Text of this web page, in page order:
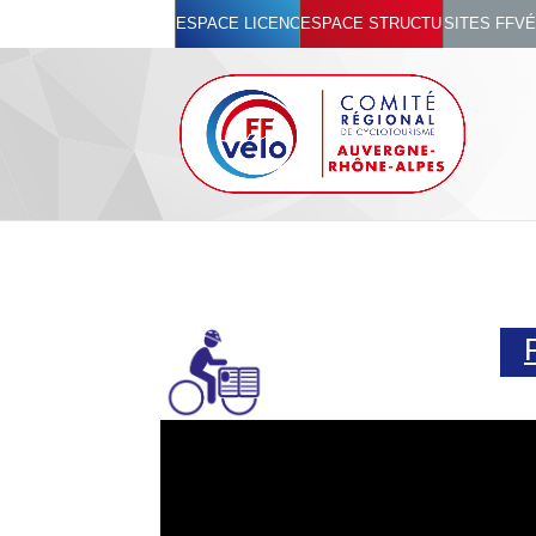
ESPACE LICENCIÉESPACE STRUCTURES
SITES